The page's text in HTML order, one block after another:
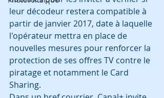
leur décodeur restera compatible à
partir de janvier 2017, date à laquelle
l'opérateur mettra en place de
nouvelles mesures pour renforcer la
protection de ses offres TV contre le
piratage et notamment le Card
Sharing.